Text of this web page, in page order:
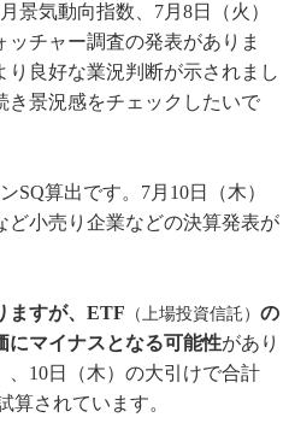
景気動向指数、7月8日（火）
チャー調査の発表がありま
良好な業況判断が示されまし
き景況感をチェックしたいで
算出です。7月10日（木）
ど小売り企業などの決算発表が
ますが、ETF （上場投資信託） の
にマイナスとなる可能性があり
、10日（木）の大引けで合計
算されています。